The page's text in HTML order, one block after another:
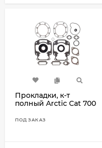
Прокладки, к-т
полный Arctic Cat 700
ПОД ЗАКАЗ